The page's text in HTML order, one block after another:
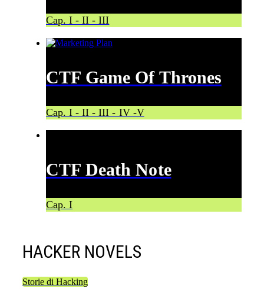
Cap. I - II - III
CTF Game Of Thrones
Cap. I - II - III - IV -V
CTF Death Note
Cap. I
HACKER NOVELS
Storie di Hacking